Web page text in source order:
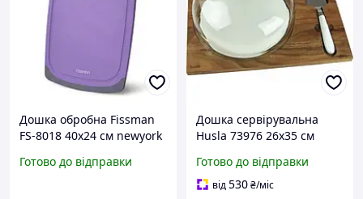
Дошка обробна Fissman
FS-8018 40х24 см newyork
Готово до відправки
Дошка сервірувальна
Husla 73976 26х35 см
Готово до відправки
від530₴/міс